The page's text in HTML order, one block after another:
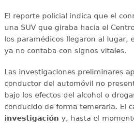
El reporte policial indica que el
una SUV que giraba hacia el
los paramédicos llegaron al lugar,
ya no contaba con signos vitales.
Las investigaciones preliminares
conductor del automóvil no
bajo los efectos del alcohol o
conducido de forma temeraria. El
investigación y, hasta el